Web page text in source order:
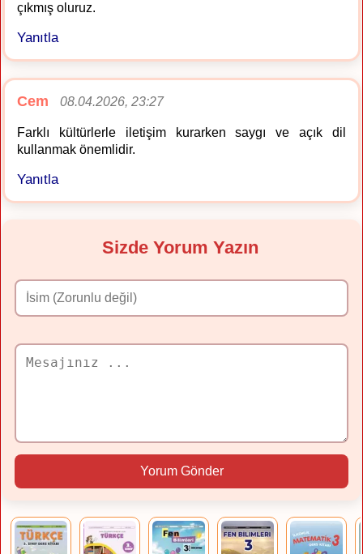
çıkmış oluruz.
Yanıtla
Cem 08.04.2026, 23:27
Farklı kültürlerle iletişim kurarken saygı ve açık dil
kullanmak önemlidir.
Yanıtla
Sizde Yorum Yazın
Yorum Gönder